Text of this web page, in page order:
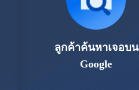
ลูกค้าค้นหาเจอบน
Google